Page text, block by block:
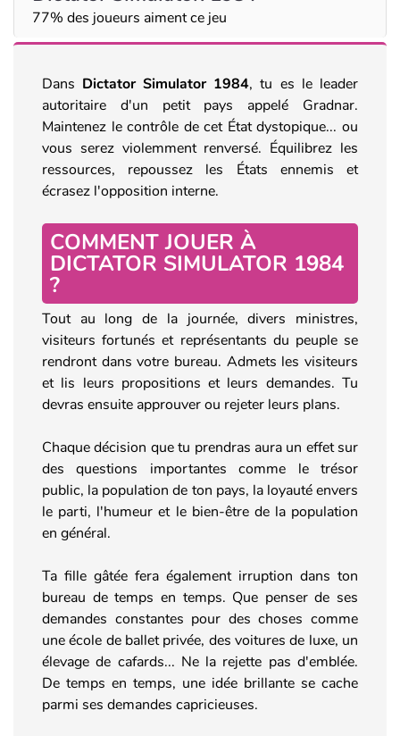
77% des joueurs aiment ce jeu
Dans Dictator Simulator 1984, tu es le leader
autoritaire d'un petit pays appelé Gradnar.
Maintenez le contrôle de cet État dystopique... ou
vous serez violemment renversé. Équilibrez les
ressources, repoussez les États ennemis et
écrasez l'opposition interne.
COMMENT JOUER À
DICTATOR SIMULATOR 1984
?
Tout au long de la journée, divers ministres,
visiteurs fortunés et représentants du peuple se
rendront dans votre bureau. Admets les visiteurs
et lis leurs propositions et leurs demandes. Tu
devras ensuite approuver ou rejeter leurs plans.
Chaque décision que tu prendras aura un effet sur
des questions importantes comme le trésor
public, la population de ton pays, la loyauté envers
le parti, l'humeur et le bien-être de la population
en général.
Ta fille gâtée fera également irruption dans ton
bureau de temps en temps. Que penser de ses
demandes constantes pour des choses comme
une école de ballet privée, des voitures de luxe, un
élevage de cafards... Ne la rejette pas d'emblée.
De temps en temps, une idée brillante se cache
parmi ses demandes capricieuses.